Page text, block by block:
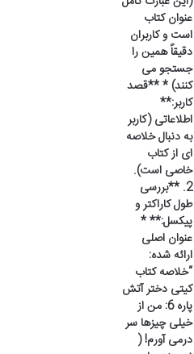
عنوان کتاب
است و کاربران
دقیقاً همین را
جستجو می
کنند) * **قصد
کاربر:**
اطلاعاتی (کاربر
به دنبال خلاصه
ای از کتاب
خاصی است).
2. **بررسی
طول کاراکتر و
پیکسل:** *
عنوان اصلی
ارائه شده:
“خلاصه کتاب
کیتی دختر آتش
پاره 6: من از
خیلی چیزها سر
درمی آورم! (